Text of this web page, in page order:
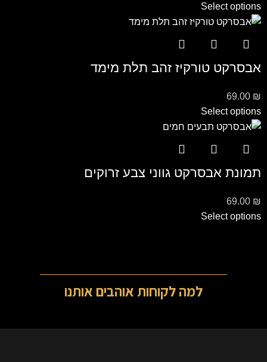
Select options
אבסרקט טורקיז זהב תלת מימד
69.00 ₪
Select options
תמונת אבסרקט גווני צבע זרוקים
69.00 ₪
Select options
למה לקוחות אוהבים אותנו